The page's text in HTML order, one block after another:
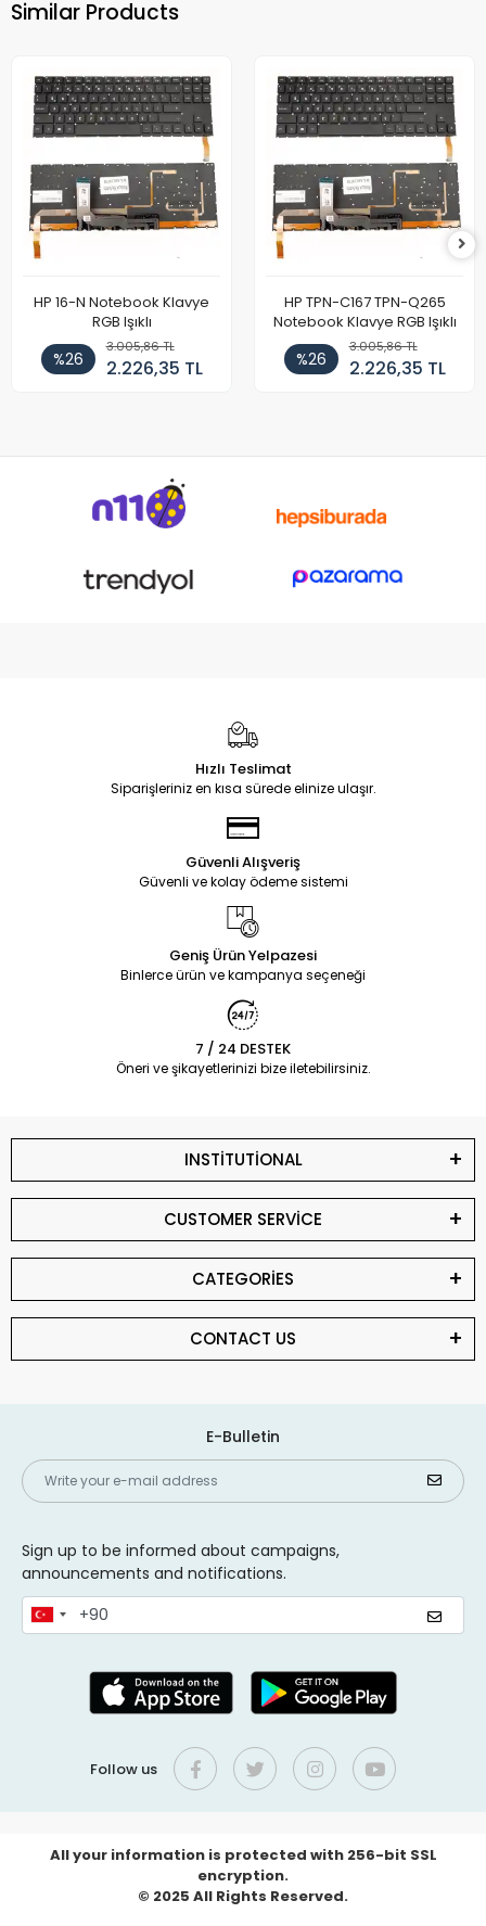
Similar Products
HP 16-N Notebook Klavye
RGB Işıklı
%26
3.005,86 TL
2.226,35 TL
HP TPN-C167 TPN-Q265
Notebook Klavye RGB Işıklı
%26
3.005,86 TL
2.226,35 TL
Hızlı Teslimat
Siparişleriniz en kısa sürede elinize ulaşır.
Güvenli Alışveriş
Güvenli ve kolay ödeme sistemi
Geniş Ürün Yelpazesi
Binlerce ürün ve kampanya seçeneği
7 / 24 DESTEK
Öneri ve şikayetlerinizi bize iletebilirsiniz.
INSTİTUTİONAL
CUSTOMER SERVİCE
CATEGORİES
CONTACT US
E-Bulletin
Sign up to be informed about campaigns,
announcements and notifications.
Follow us
All your information is protected with 256-bit SSL
encryption.
© 2025 All Rights Reserved.